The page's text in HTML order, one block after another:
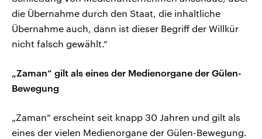
die Übernahme durch den Staat, die inhaltliche
Übernahme auch, dann ist dieser Begriff der Willkür
nicht falsch gewählt.“
„Zaman“ gilt als eines der Medienorgane der Gülen-
Bewegung
„Zaman“ erscheint seit knapp 30 Jahren und gilt als
eines der vielen Medienorgane der Gülen-Bewegung.